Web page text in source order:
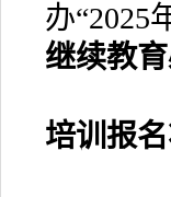
办“2025
继续教
培训报